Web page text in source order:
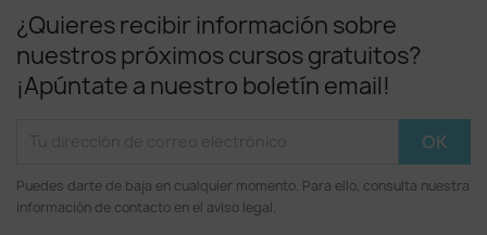
¿Quieres recibir información sobre
nuestros próximos cursos gratuitos?
¡Apúntate a nuestro boletín email!
Puedes darte de baja en cualquier momento. Para ello, consulta nuestra
información de contacto en el aviso legal.